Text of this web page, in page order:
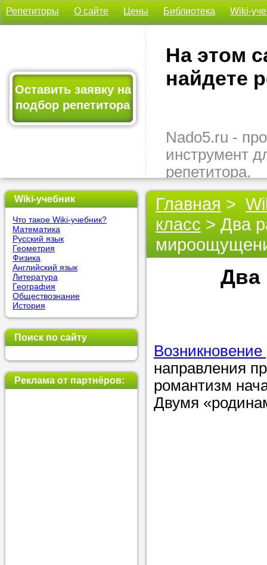
Репетиторы О сайте Цены Библиотека Wiki-
Оставить заявку на
подбор репетитора
На этом
найдете
Nado5.ru -
инструмент
репетитора.
Здесь вы
подходящего
быстро,
бесплатно.
Оставьте
позвоните
Или найдите
нашей базе
используя
Wiki-учебник
Что такое Wiki-учебник?
Математика
Русский язык
Геометрия
Физика
Английский язык
Литература
География
Обществознание
История
Поиск по сайту
Реклама от партнёров:
Главная >
класс > Два
Два
направления
романтизм
Двумя